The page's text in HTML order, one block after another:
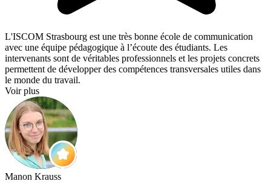
L'ISCOM Strasbourg est une très bonne école de communication
avec une équipe pédagogique à l’écoute des étudiants. Les
intervenants sont de véritables professionnels et les projets concrets
permettent de développer des compétences transversales utiles dans
le monde du travail.
Voir plus
Manon Krauss